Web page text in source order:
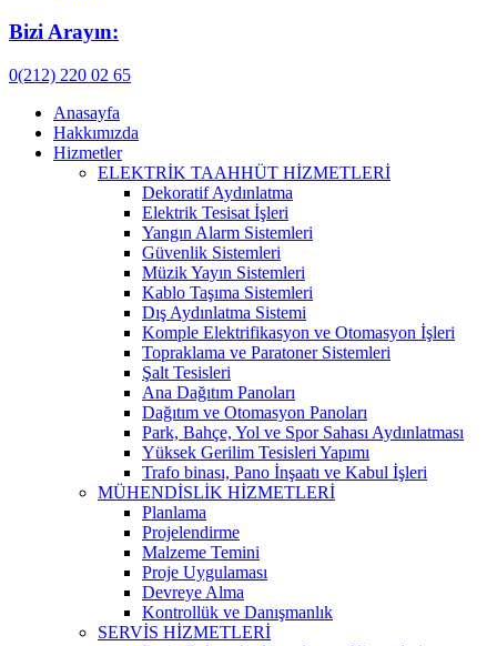
Bizi Arayın:
0(212) 220 02 65
Anasayfa
Hakkımızda
Hizmetler
ELEKTRİK TAAHHÜT HİZMETLERİ
Dekoratif Aydınlatma
Elektrik Tesisat İşleri
Yangın Alarm Sistemleri
Güvenlik Sistemleri
Müzik Yayın Sistemleri
Kablo Taşıma Sistemleri
Dış Aydınlatma Sistemi
Komple Elektrifikasyon ve Otomasyon İşleri
Topraklama ve Paratoner Sistemleri
Şalt Tesisleri
Ana Dağıtım Panoları
Dağıtım ve Otomasyon Panoları
Park, Bahçe, Yol ve Spor Sahası Aydınlatması
Yüksek Gerilim Tesisleri Yapımı
Trafo binası, Pano İnşaatı ve Kabul İşleri
MÜHENDİSLİK HİZMETLERİ
Planlama
Projelendirme
Malzeme Temini
Proje Uygulaması
Devreye Alma
Kontrollük ve Danışmanlık
SERVİS HİZMETLERİ